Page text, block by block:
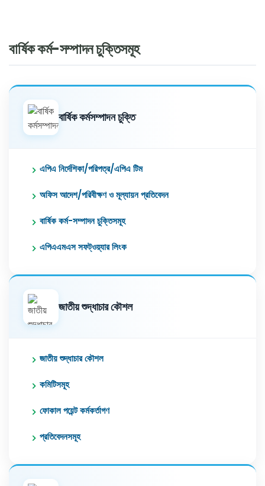
বার্ষিক কর্ম-সম্পাদন চুক্তিসমূহ
বার্ষিক কর্মসম্পাদন চুক্তি
এপিএ নির্দেশিকা/পরিপত্র/এপিএ টিম
অফিস আদেশ/পরিবীক্ষণ ও মূল্যায়ন প্রতিবেদন
বার্ষিক কর্ম-সম্পাদন চুক্তিসমূহ
এপিএএমএস সফট্ওয়্যার লিংক
জাতীয় শুদ্ধাচার কৌশল
জাতীয় শুদ্ধাচার কৌশল
কমিটিসমূহ
ফোকাল পয়েন্ট কর্মকর্তাগণ
প্রতিবেদনসমূহ